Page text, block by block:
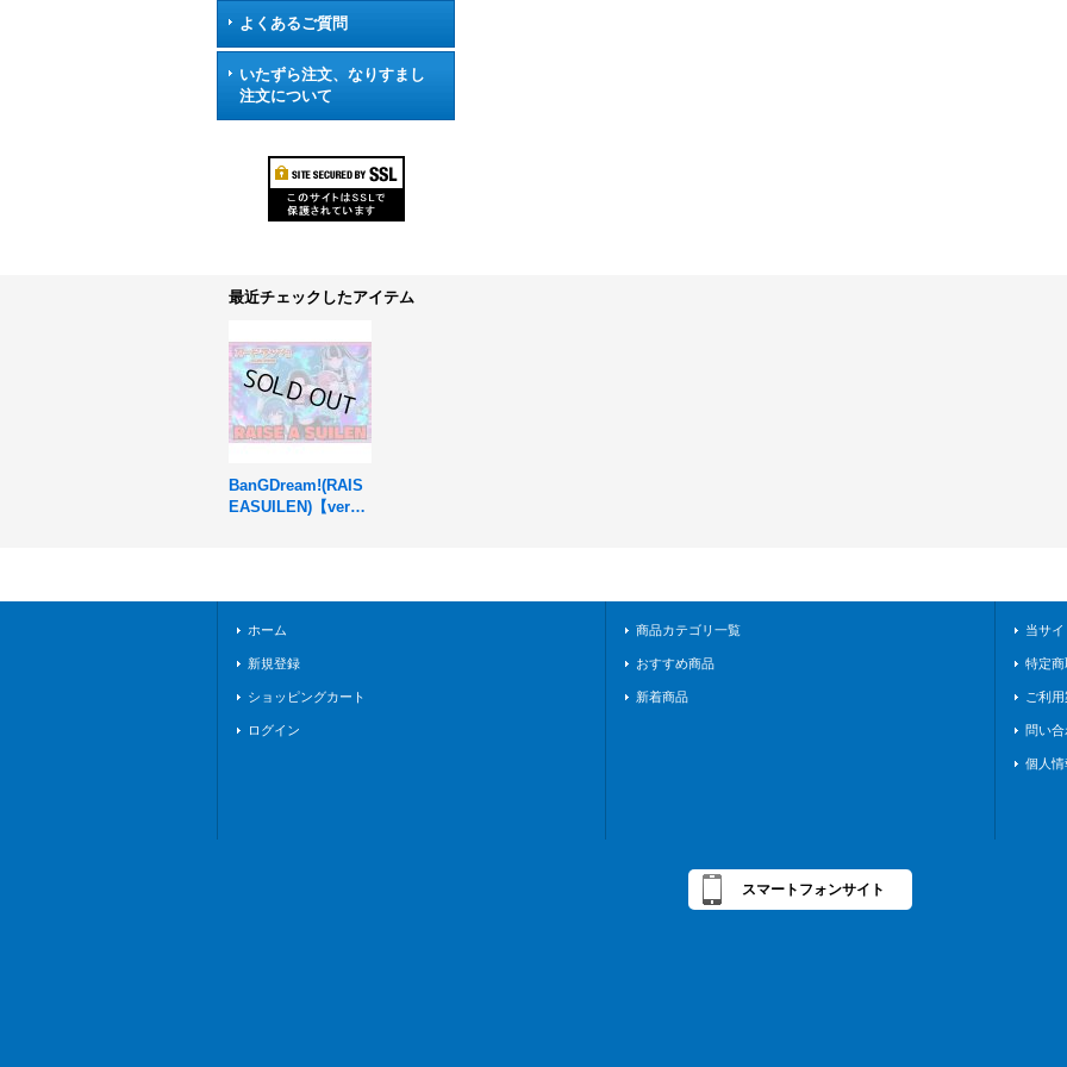
よくあるご質問
いたずら注文、なりすまし
注文について
最近チェックしたアイテム
BanGDream!(RAIS
EASUILEN)【ver1.
ホーム
新規登録
ショッピングカート
ログイン
商品カテゴリ一覧
おすすめ商品
新着商品
当サ
特定
ご利
問い合
個人
スマートフォンサイト